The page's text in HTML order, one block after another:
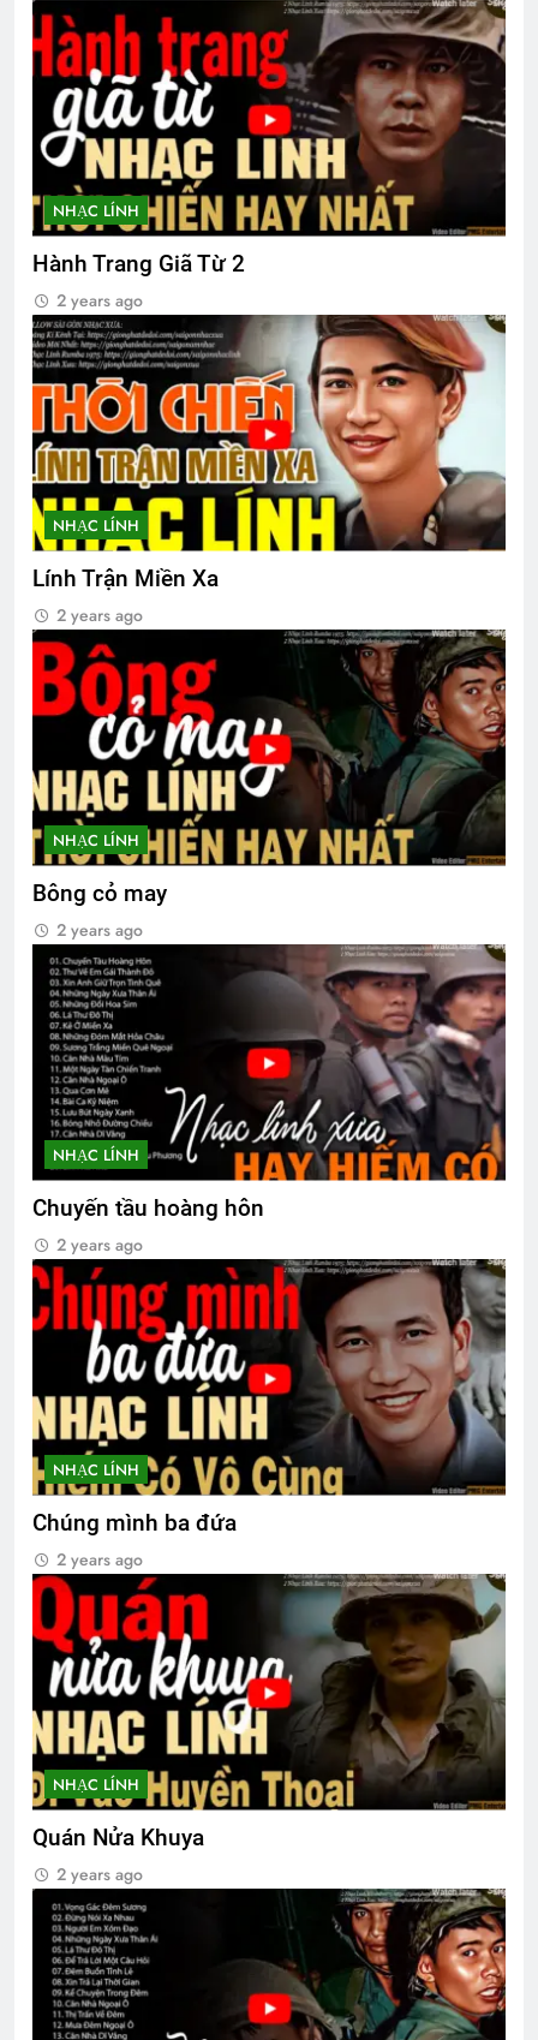
TIỆC ĐÊM Ở TRẠI HỌ TẢ (Đỗ Phủ)
3 Years Ago
QUÊ HƯƠNG
3 Years Ago
2 Years Ago
Tài Liệu
2 Years Ago
Thu Hường 34 bài nhạc lính
2 Years Ago
TỰ GIẢI THOÁT MÌNH (Rabindranath
Tagore)
3 Years Ago
CTBCTY Tập II Chương 17
3 Years Ago
NHẠC LÍNH
Hành Trang Giã Từ 2
2 years ago
NHẠC LÍNH
Lính Trận Miền Xa
2 years ago
NHẠC LÍNH
Bông cỏ may
2 years ago
NHẠC LÍNH
Chuyến tầu hoàng hôn
2 years ago
NHẠC LÍNH
Chúng mình ba đứa
2 years ago
NHẠC LÍNH
Quán Nửa Khuya
2 years ago